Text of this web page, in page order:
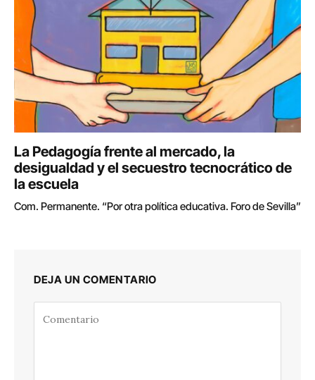
La Pedagogía frente al mercado, la
desigualdad y el secuestro tecnocrático de
la escuela
Com. Permanente. “Por otra política educativa. Foro de Sevilla”
DEJA UN COMENTARIO